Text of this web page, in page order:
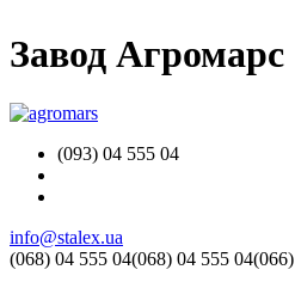
Завод Агромарс
(093) 04 555 04
info@stalex.ua
(068) 04 555 04(068) 04 555 04(066)